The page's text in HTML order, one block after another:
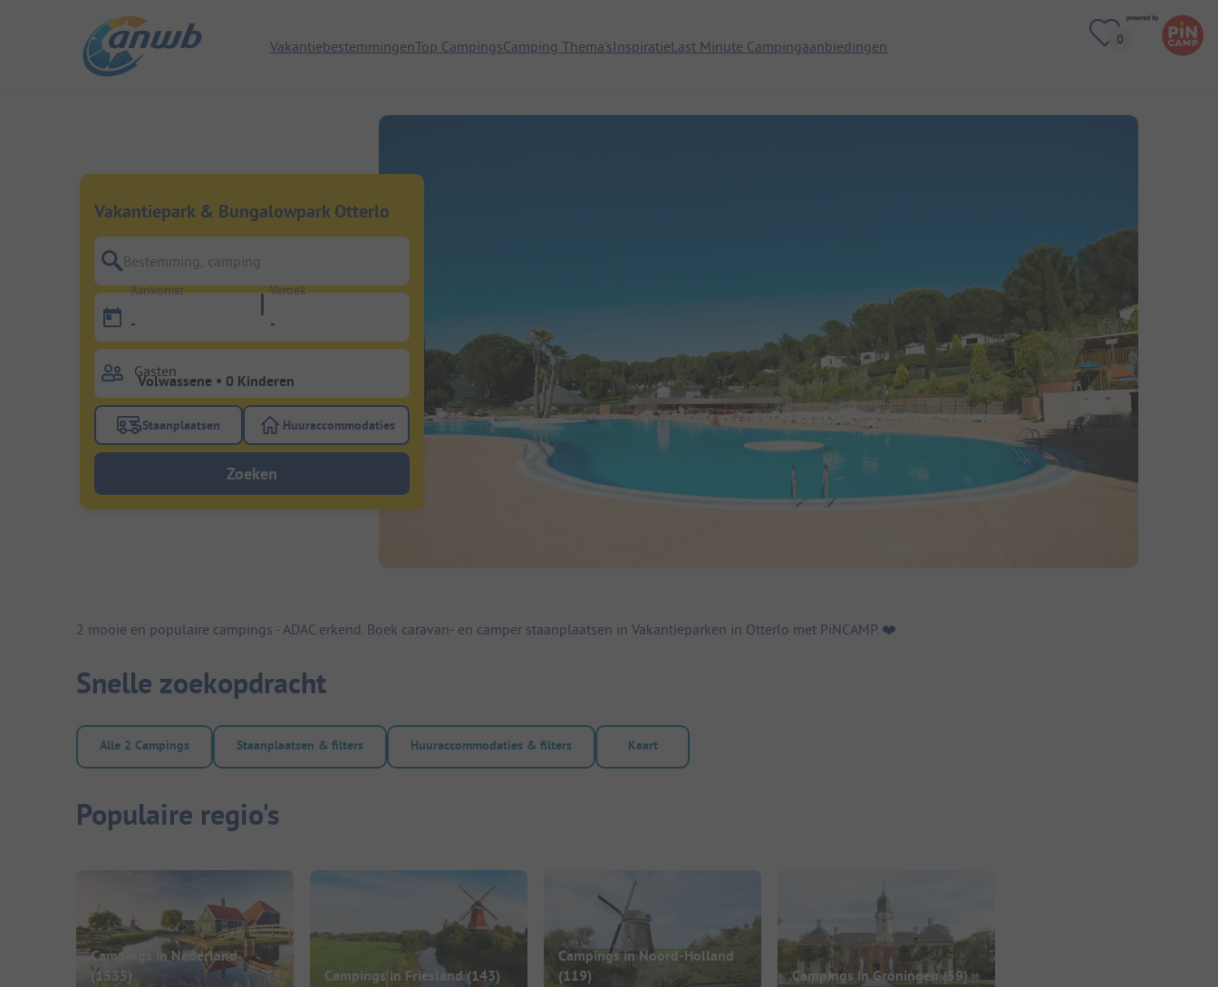
VakantiebestemmingenTop CampingsCamping Thema'sInspiratieLast Minute Campingaanbiedingen
Vakantiepark & Bungalowpark Otterlo
Bestemming, camping
Aankomst
-
Vertrek
-
Gasten
Gebruik de filterknop staanplaatsen om te zoeken naar staanplaatsen
Staanplaatsen Gebruik de filterknop huuraccommodaties om te zoeken naar huuraccommodaties
Huuraccommodaties
Zoeken
2 mooie en populaire campings - ADAC erkend. Boek caravan- en camper staanplaatsen in Vakantieparken in Otterlo met PiNCAMP. ❤️️
Snelle zoekopdracht
Alle 2 Campings Staanplaatsen & filters Huuraccommodaties & filters Kaart
Populaire regio's
Campings in Nederland
(1535)
Campings in Friesland(143)
Campings in Noord-Holland
(119)
Campings in Groningen(59)